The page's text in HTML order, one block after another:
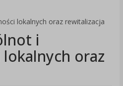
lokalnych oraz rewitalizacja
i
lokalnych oraz